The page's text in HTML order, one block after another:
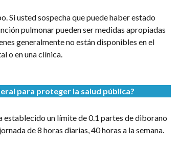
Si usted sospecha que puede haber estado
pulmonar pueden ser medidas apropiadas
generalmente no están disponibles en el
o en una clínica.
para proteger la salud pública?
establecido un límite de 0.1 partes de diborano
de 8 horas diarias, 40 horas a la semana.